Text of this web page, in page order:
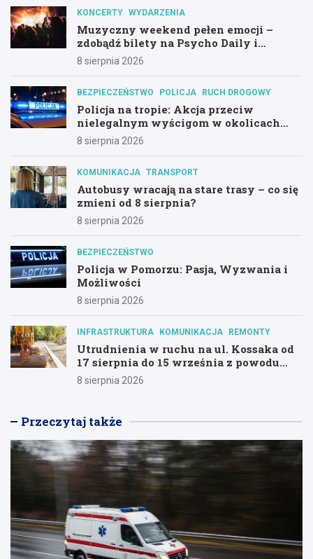
KONCERTY WYDARZENIA
Muzyczny weekend pełen emocji –
zdobądź bilety na Psycho Daily i
Alternatywny Las!
8 sierpnia 2026
BEZPIECZEŃSTWO POLICJA RUCH DROGOWY
Policja na tropie: Akcja przeciw
nielegalnym wyścigom w okolicach
Hali Olivia
8 sierpnia 2026
KOMUNIKACJA TRANSPORT
Autobusy wracają na stare trasy – co się
zmieni od 8 sierpnia?
8 sierpnia 2026
BEZPIECZEŃSTWO
Policja w Pomorzu: Pasja, Wyzwania i
Możliwości
8 sierpnia 2026
INFRASTRUKTURA KOMUNIKACJA REMONTY
Utrudnienia w ruchu na ul. Kossaka od
17 sierpnia do 15 września z powodu
modernizacji
8 sierpnia 2026
Przeczytaj także